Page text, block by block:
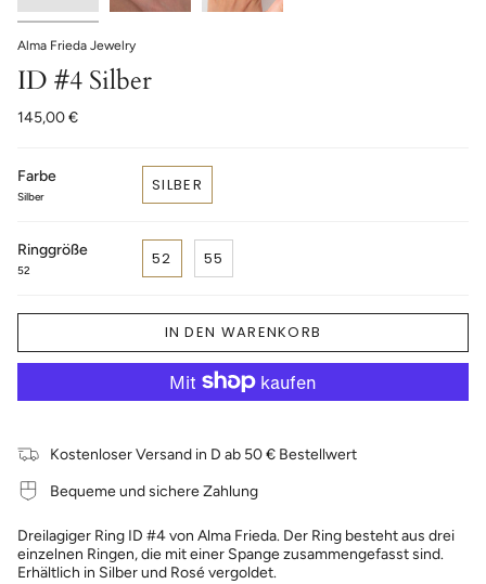
Alma Frieda Jewelry
ID #4 Silber
145,00 €
Farbe
Silber
SILBER
Ringgröße
52
52 55
IN DEN WARENKORB
Kostenloser Versand in D ab 50 € Bestellwert
Bequeme und sichere Zahlung
Dreilagiger Ring ID #4 von Alma Frieda. Der Ring besteht aus drei
einzelnen Ringen, die mit einer Spange zusammengefasst sind.
Erhältlich in Silber und Rosé vergoldet.